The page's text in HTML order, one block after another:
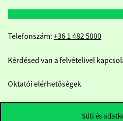
Süti és
Telefonszám: +36 1 482 5000
Kérdésed van a felvételivel
Oktatói elérhetőségek